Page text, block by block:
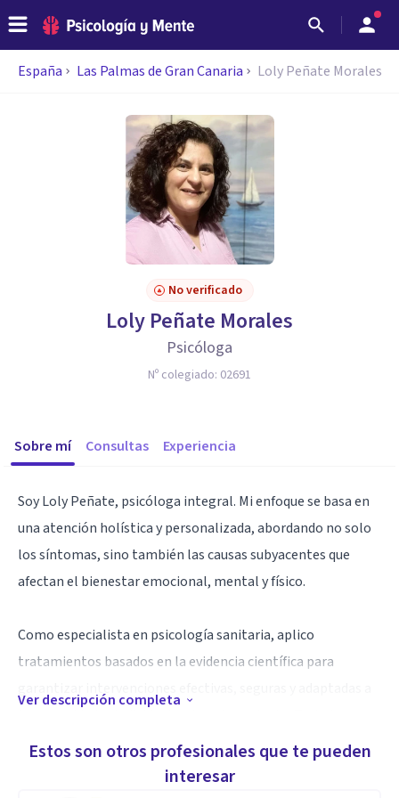
España Las Palmas de Gran Canaria Loly Peñate Morales
No verificado
Loly Peñate Morales
Psicóloga
Nº colegiado: 02691
Sobre mí Consultas Experiencia
Soy Loly Peñate, psicóloga integral. Mi enfoque se basa en
una atención holística y personalizada, abordando no solo
los síntomas, sino también las causas subyacentes que
afectan el bienestar emocional, mental y físico.
Como especialista en psicología sanitaria, aplico
tratamientos basados en la evidencia científica para
diversas problemáticas, incluyendo ansiedad, depresión,
traumas, duelo, acúfenos, dolor crónico y otros síntomas
Ver descripción completa
Estos son otros profesionales que te pueden
interesar